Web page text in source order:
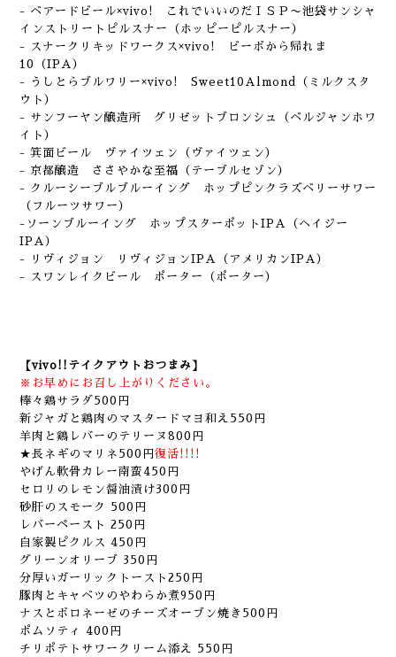
- ベアードビール×vivo! これでいいのだＩＳＰ〜池袋サンシャ
インストリートピルスナー（ホッピーピルスナー）
- スナークリキッドワークス×vivo! ビーボから帰れま
10（IPA）
- うしとらブルワリー×vivo! Sweet10Almond（ミルクスタ
ウト）
- サンフーヤン醸造所 グリゼットブロンシュ（ベルジャンホワ
イト）
- 箕面ビール ヴァイツェン（ヴァイツェン）
- 京都醸造 ささやかな至福（テーブルセゾン）
- クルーシーブルブルーイング ホップピンクラズベリーサワー
（フルーツサワー）
-ソーンブルーイング ホップスターポットIPA（ヘイジー
IPA）
- リヴィジョン リヴィジョンIPA（アメリカンIPA）
- スワンレイクビール ポーター（ポーター）
【vivo!!テイクアウトおつまみ】
※お早めにお召し上がりください。
棒々鶏サラダ500円
新ジャガと鶏肉のマスタードマヨ和え550円
羊肉と鶏レバーのテリーヌ800円
★長ネギのマリネ500円復活!!!!
やげん軟骨カレー南蛮450円
セロリのレモン醤油漬け300円
砂肝のスモーク 500円
レバーペースト 250円
自家製ピクルス 450円
グリーンオリーブ 350円
分厚いガーリックトースト250円
豚肉とキャベツのやわらか煮950円
ナスとボロネーゼのチーズオーブン焼き500円
ポムソティ 400円
チリポテトサワークリーム添え 550円